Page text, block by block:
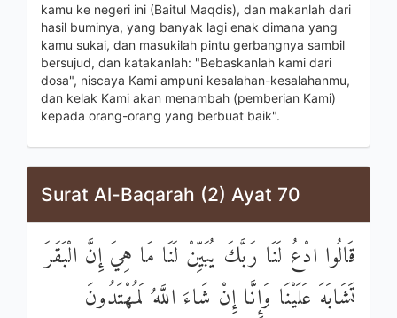
kamu ke negeri ini (Baitul Maqdis), dan makanlah dari
hasil buminya, yang banyak lagi enak dimana yang
kamu sukai, dan masukilah pintu gerbangnya sambil
bersujud, dan katakanlah: "Bebaskanlah kami dari
dosa", niscaya Kami ampuni kesalahan-kesalahanmu,
dan kelak Kami akan menambah (pemberian Kami)
kepada orang-orang yang berbuat baik".
Surat Al-Baqarah (2) Ayat 70
قَالُوا ادْعُ لَنَا رَبَّكَ يُبَيِّنْ لَنَا مَا هِيَ إِنَّ الْبَقَرَ
تَشَابَهَ عَلَيْنَا وَإِنَّا إِنْ شَاءَ اللَّهُ لَمُهْتَدُونَ